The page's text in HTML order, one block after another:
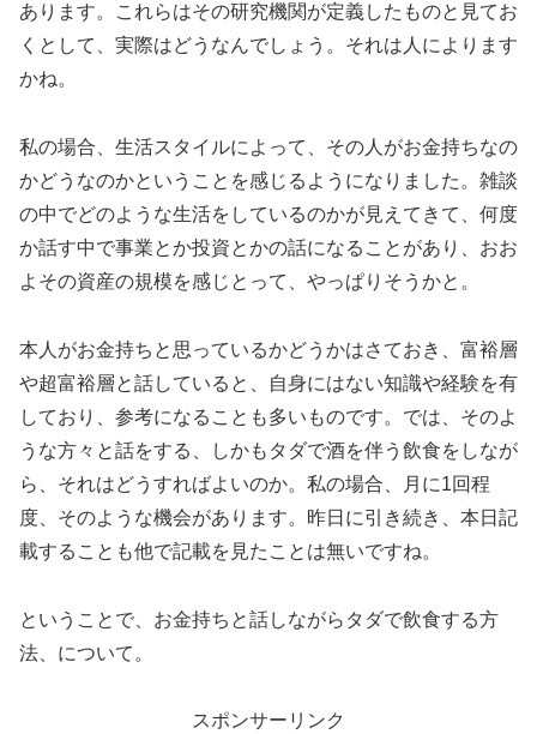
あります。これらはその研究機関が定義したものと見てお
くとして、実際はどうなんでしょう。それは人によります
かね。
私の場合、生活スタイルによって、その人がお金持ちなの
かどうなのかということを感じるようになりました。雑談
の中でどのような生活をしているのかが見えてきて、何度
か話す中で事業とか投資とかの話になることがあり、おお
よその資産の規模を感じとって、やっぱりそうかと。
本人がお金持ちと思っているかどうかはさておき、富裕層
や超富裕層と話していると、自身にはない知識や経験を有
しており、参考になることも多いものです。では、そのよ
うな方々と話をする、しかもタダで酒を伴う飲食をしなが
ら、それはどうすればよいのか。私の場合、月に1回程
度、そのような機会があります。昨日に引き続き、本日記
載することも他で記載を見たことは無いですね。
ということで、お金持ちと話しながらタダで飲食する方
法、について。
スポンサーリンク